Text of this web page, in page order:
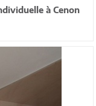
à Cenon